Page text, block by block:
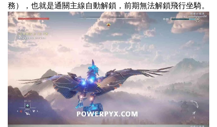
務），也就是通關主線自動解鎖，前期無法解鎖飛行坐騎。